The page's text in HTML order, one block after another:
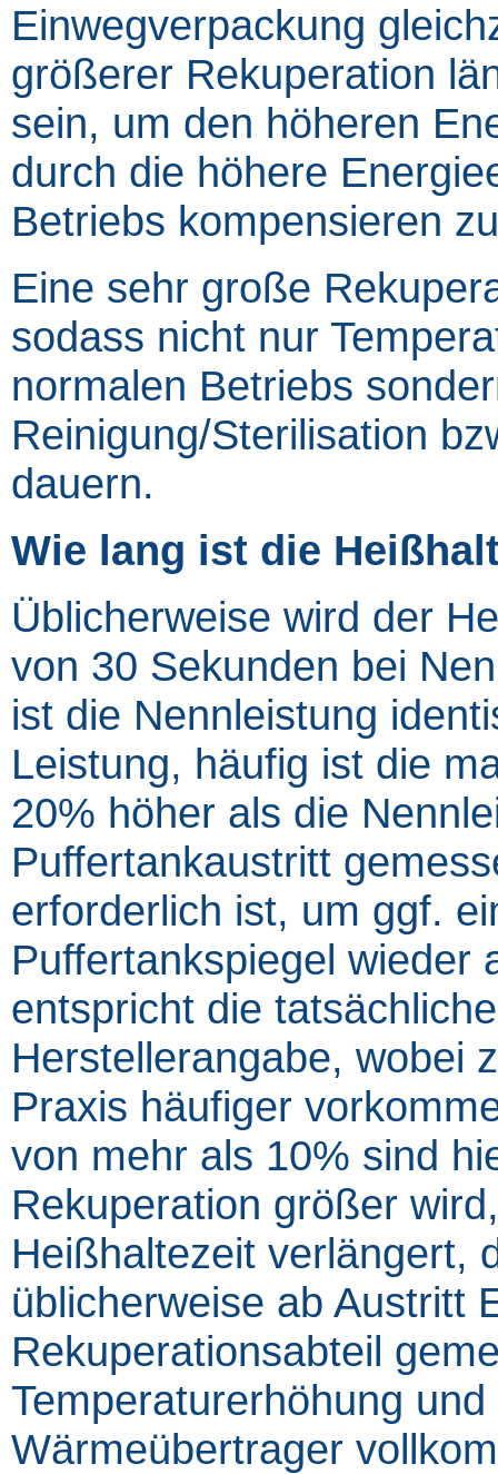
Einwegverpackung
größerer Rekuperation
sein, um den höheren
durch die höhere
Betriebs kompensieren
Eine sehr große
sodass nicht nur
normalen Betriebs
Reinigung/Sterilisation
dauern.
Wie lang ist die
Üblicherweise wird der
von 30 Sekunden bei
ist die Nennleistung
Leistung, häufig ist die
20% höher als die
Puffertankaustritt
erforderlich ist, um ggf.
Puffertankspiegel wieder
entspricht die
Herstellerangabe, wobei
Praxis häufiger
von mehr als 10% sind
Rekuperation größer
Heißhaltezeit verlängert,
üblicherweise ab Austritt
Rekuperationsabteil
Temperaturerhöhung
Wärmeübertrager